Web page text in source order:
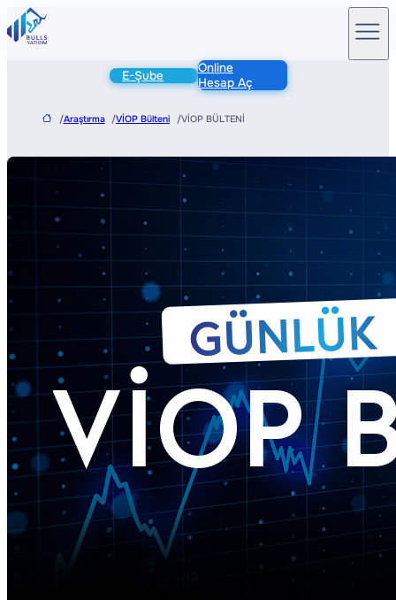
E-Şube
Online
Hesap Aç
/Araştırma /VİOP Bülteni /VİOP BÜLTENİ